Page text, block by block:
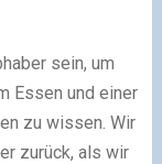
sein, um
Essen und einer
zu wissen. Wir
zurück, als wir